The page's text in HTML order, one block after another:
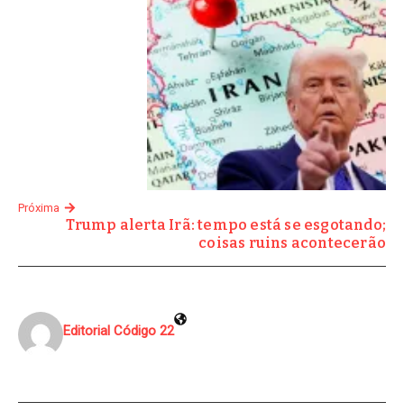
Próxima
Trump alerta Irã: tempo está se esgotando;
coisas ruins acontecerão
Editorial Código 22